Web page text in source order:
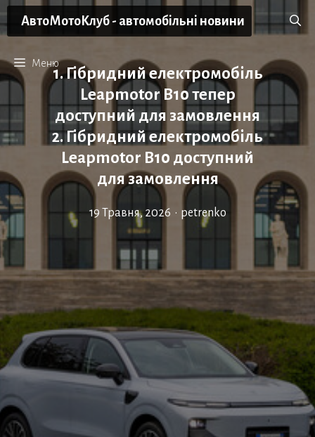
Перейти
до
АвтоМотоКлуб - автомобільні новини
Меню
1. Гібридний електромобіль
Leapmotor B10 тепер
доступний для замовлення
2. Гібридний електромобіль
Leapmotor B10 доступний
для замовлення
19 Травня, 2026 • petrenko